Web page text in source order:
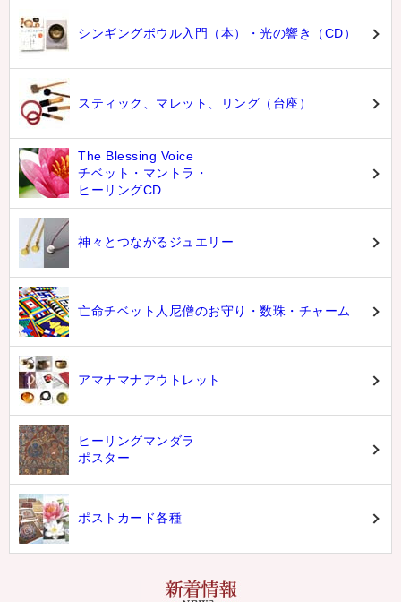
シンギングボウル入門（本）・光の響き（CD）
スティック、マレット、リング（台座）
The Blessing Voice
チベット・マントラ・
ヒーリングCD
神々とつながるジュエリー
亡命チベット人尼僧のお守り・数珠・チャーム
アマナマナアウトレット
ヒーリングマンダラ
ポスター
ポストカード各種